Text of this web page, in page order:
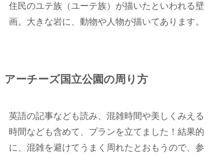
住民のユテ族（ユーテ族）が描いたといわれる壁
画。大きな岩に、動物や人物が描いてあります。
アーチーズ国立公園の周り方
英語の記事なども読み、混雑時間や美しくみえる
時間なども含めて、プランを立てました！結果的
に、混雑を避けてうまく周れたとおもうので、参